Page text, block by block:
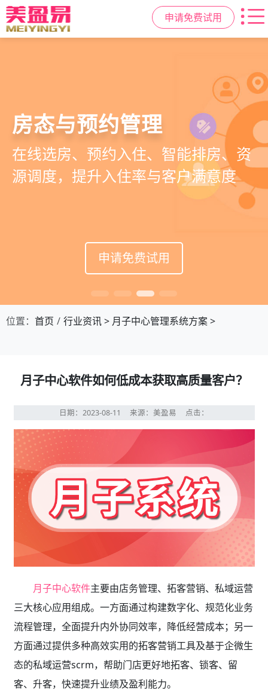
申请免费试用
智慧月子中心管理系统
一站式解决月子中心入住、护理、
餐饮、会员、财务、营销全流程管
理
申请免费试用
母婴健康与护理管理
宝宝每日体征记录、妈妈产后康复跟
踪、护理计划执行，科学照护更安心
申请免费试用
房态与预约管理
在线选房、预约入住、智能排房、资
源调度，提升入住率与客户满意度
申请免费试用
会员营销与智能锁客
会员积分、套餐定制、精准营销、客
户关怀，提升复购与转介绍
申请免费试用
位置： 首页 行业资讯> 月子中心管理系统方案>
月子中心软件如何低成本获取高质量客户？
日期：2023-08-11 来源：美盈易 点击：
月子中心软件主要由店务管理、拓客营销、私域运营
三大核心应用组成。一方面通过构建数字化、规范化业务
流程管理，全面提升内外协同效率，降低经营成本；另一
方面通过提供多种高效实用的拓客营销工具及基于企微生
态的私域运营scrm，帮助门店更好地拓客、锁客、留
客、升客，快速提升业绩及盈利能力。